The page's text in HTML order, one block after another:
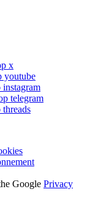
x
youtube
instagram
telegram
Google Privacy